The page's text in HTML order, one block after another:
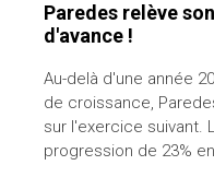
Paredes relève
d'avance !
Au-delà d'une année
de croissance,
sur l'exercice suivant.
progression de 23%